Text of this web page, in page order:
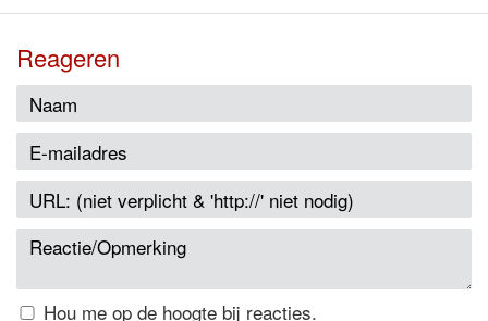
Reageren
Hou me op de hoogte bij reacties.